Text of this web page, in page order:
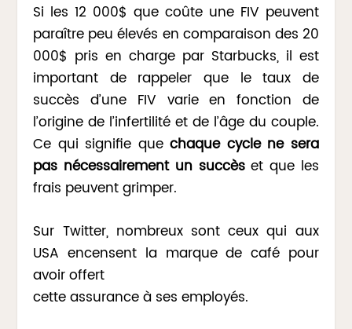
Si les 12 000$ que coûte une FIV peuvent
paraître peu élevés en comparaison des 20
000$ pris en charge par Starbucks, il est
important de rappeler que le taux de
succès d’une FIV varie en fonction de
l’origine de l’infertilité et de l’âge du couple.
Ce qui signifie quechaque cycle ne sera
pas nécessairement un succèset que les
frais peuvent grimper.
Sur Twitter, nombreux sont ceux qui aux
USA encensent la marque de café pour
avoir offert
cette assurance à ses employés.